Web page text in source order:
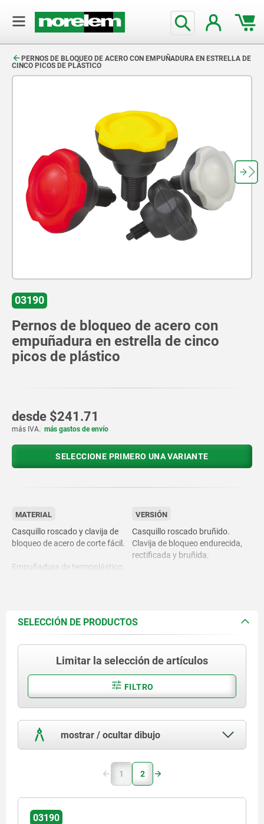
PERNOS DE BLOQUEO DE ACERO CON EMPUÑADURA EN ESTRELLA DE
CINCO PICOS DE PLÁSTICO
03190
Pernos de bloqueo de acero con
empuñadura en estrella de cinco
picos de plástico
desde $241.71
más IVA. más gastos de envío
SELECCIONE PRIMERO UNA VARIANTE
MATERIAL
Casquillo roscado y clavija de
bloqueo de acero de corte fácil.
Empuñadura de termoplástico.
VERSIÓN
Casquillo roscado bruñido.
Clavija de bloqueo endurecida,
rectificada y bruñida.
SELECCIÓN DE PRODUCTOS
Limitar la selección de artículos
FILTRO
mostrar / ocultar dibujo
1 2
03190